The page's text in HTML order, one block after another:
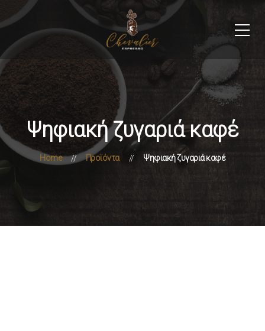
Ψηφιακή ζυγαριά καφέ
Home Προϊόντα Ψηφιακή ζυγαριά καφέ